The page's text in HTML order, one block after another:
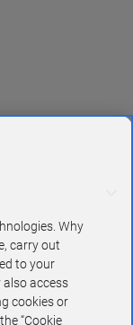
Why
carry out
to your
access
cookies or
“Cookie